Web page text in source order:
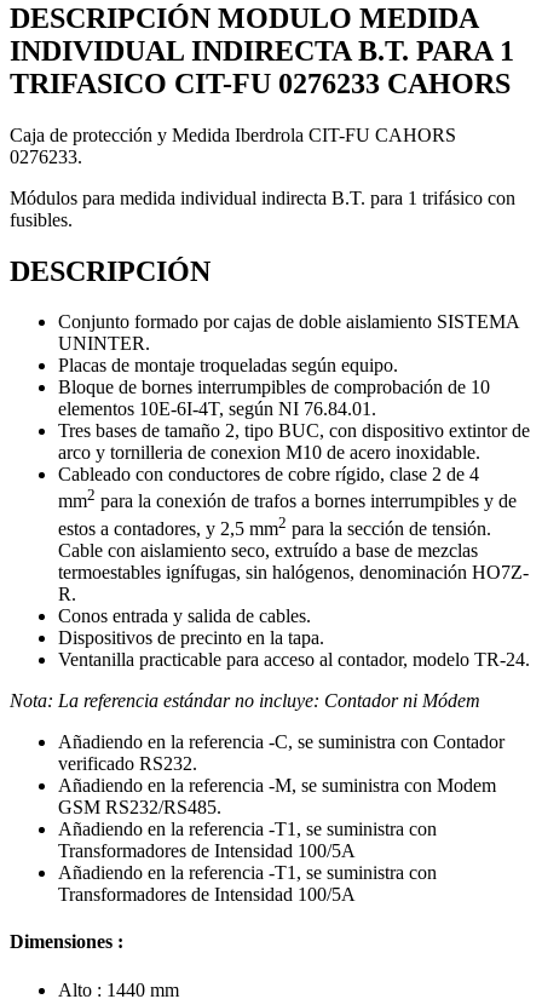
DESCRIPCIÓN MODULO MEDIDA
INDIVIDUAL INDIRECTA B.T. PARA 1
TRIFASICO CIT-FU 0276233 CAHORS
Caja de protección y Medida Iberdrola CIT-FU CAHORS
0276233.
Módulos para medida individual indirecta B.T. para 1 trifásico con
fusibles.
DESCRIPCIÓN
Conjunto formado por cajas de doble aislamiento SISTEMA
UNINTER.
Placas de montaje troqueladas según equipo.
Bloque de bornes interrumpibles de comprobación de 10
elementos 10E-6I-4T, según NI 76.84.01.
Tres bases de tamaño 2, tipo BUC, con dispositivo extintor de
arco y tornilleria de conexion M10 de acero inoxidable.
Cableado con conductores de cobre rígido, clase 2 de 4
mm2 para la conexión de trafos a bornes interrumpibles y de
estos a contadores, y 2,5 mm2 para la sección de tensión.
Cable con aislamiento seco, extruído a base de mezclas
termoestables ignífugas, sin halógenos, denominación HO7Z-
R.
Conos entrada y salida de cables.
Dispositivos de precinto en la tapa.
Ventanilla practicable para acceso al contador, modelo TR-24.
Nota: La referencia estándar no incluye: Contador ni Módem
Añadiendo en la referencia -C, se suministra con Contador
verificado RS232.
Añadiendo en la referencia -M, se suministra con Modem
GSM RS232/RS485.
Añadiendo en la referencia -T1, se suministra con
Transformadores de Intensidad 100/5A
Añadiendo en la referencia -T1, se suministra con
Transformadores de Intensidad 100/5A
Dimensiones :
Alto : 1440 mm